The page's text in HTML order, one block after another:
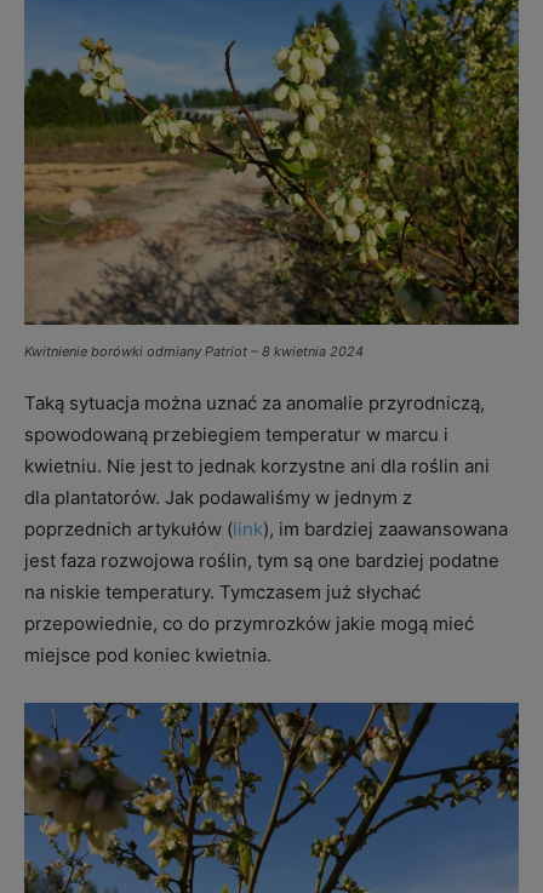
Kwitnienie borówki odmiany Patriot – 8 kwietnia 2024
Taką sytuacja można uznać za anomalie przyrodniczą,
spowodowaną przebiegiem temperatur w marcu i
kwietniu. Nie jest to jednak korzystne ani dla roślin ani
dla plantatorów. Jak podawaliśmy w jednym z
poprzednich artykułów (link), im bardziej zaawansowana
jest faza rozwojowa roślin, tym są one bardziej podatne
na niskie temperatury. Tymczasem już słychać
przepowiednie, co do przymrozków jakie mogą mieć
miejsce pod koniec kwietnia.